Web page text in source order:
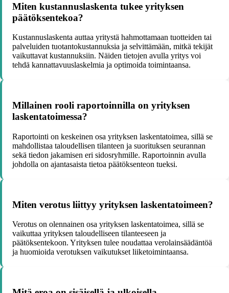
Miten kustannuslaskenta tukee yrityksen
päätöksentekoa?
Kustannuslaskenta auttaa yritystä hahmottamaan tuotteiden tai
palveluiden tuotantokustannuksia ja selvittämään, mitkä tekijät
vaikuttavat kustannuksiin. Näiden tietojen avulla yritys voi
tehdä kannattavuuslaskelmia ja optimoida toimintaansa.
Millainen rooli raportoinnilla on yrityksen
laskentatoimessa?
Raportointi on keskeinen osa yrityksen laskentatoimea, sillä se
mahdollistaa taloudellisen tilanteen ja suorituksen seurannan
sekä tiedon jakamisen eri sidosryhmille. Raportoinnin avulla
johdolla on ajantasaista tietoa päätöksenteon tueksi.
Miten verotus liittyy yrityksen laskentatoimeen?
Verotus on olennainen osa yrityksen laskentatoimea, sillä se
vaikuttaa yrityksen taloudelliseen tilanteeseen ja
päätöksentekoon. Yrityksen tulee noudattaa verolainsäädäntöä
ja huomioida verotuksen vaikutukset liiketoimintaansa.